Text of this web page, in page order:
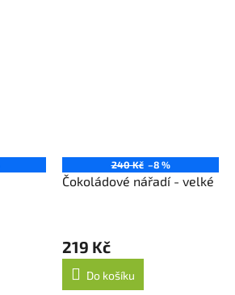
240 Kč –8 %
Čokoládové nářadí - velké
219 Kč
Do košíku